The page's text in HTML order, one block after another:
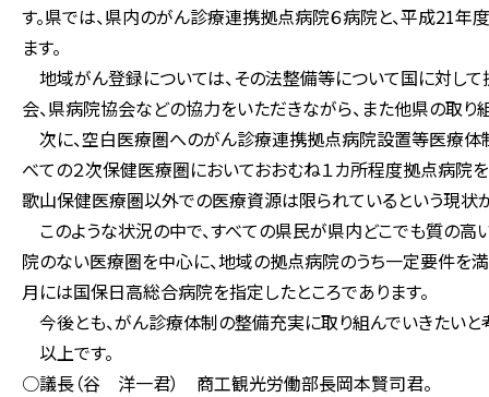
す。県では、県内のがん診療連携拠点病院６病院と、平成21
ます。
地域がん登録については、その法整備等について国に対し
会、県病院協会などの協力をいただきながら、また他県の取
次に、空白医療圏へのがん診療連携拠点病院設置等医療体
べての２次保健医療圏においておおむね１カ所程度拠点病院
歌山保健医療圏以外での医療資源は限られているという現状
このような状況の中で、すべての県民が県内どこでも質の
院のない医療圏を中心に、地域の拠点病院のうち一定要件を
月には国保日高総合病院を指定したところであります。
今後とも、がん診療体制の整備充実に取り組んでいきたいと
以上です。
○議長（谷 洋一君） 商工観光労働部長岡本賢司君。